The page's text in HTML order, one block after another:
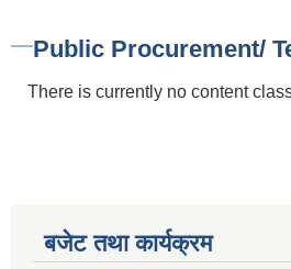
Public Procurement/
There is currently no content
बजेट तथा कार्यक्रम